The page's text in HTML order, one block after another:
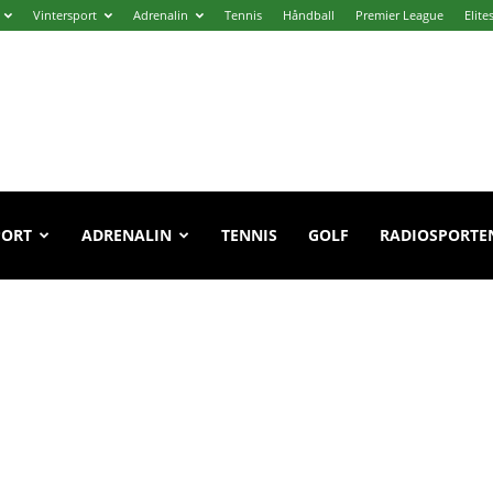
Vintersport Adrenalin Tennis Håndball Premier League
ADRENALIN TENNIS GOLF